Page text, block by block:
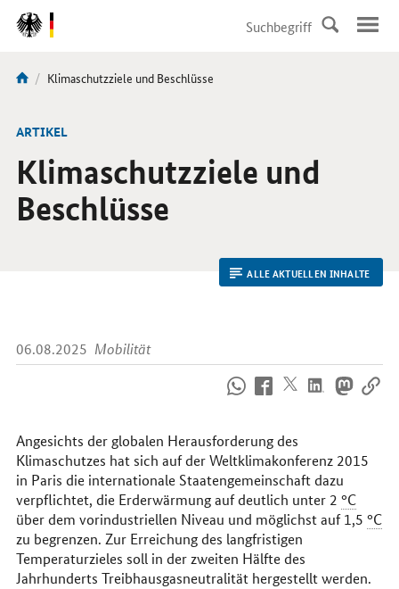
DirektZu:
Navigation
Sie
hier:
Aktuelle
Klimaschutzziele und Beschlüsse
ARTIKEL
Klimaschutzziele und
Beschlüsse
ALLE AKTUELLEN INHALTE
06.08.2025 Mobilität
uns
im
Internet
Angesichts der globalen Herausforderung des
Klimaschutzes hat sich auf der Weltklimakonferenz 2015
in Paris die internationale Staatengemeinschaft dazu
verpflichtet, die Erderwärmung auf deutlich unter 2 °C
über dem vorindustriellen Niveau und möglichst auf 1,5 °C
zu begrenzen. Zur Erreichung des langfristigen
Temperaturzieles soll in der zweiten Hälfte des
Jahrhunderts Treibhausgasneutralität hergestellt werden.